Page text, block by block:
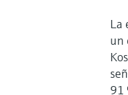
La
un
91